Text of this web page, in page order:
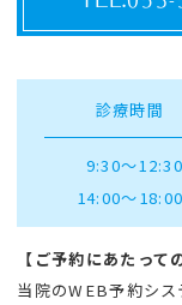
診療時間
9:30～12:30
14:00～18:00
【ご予約にあたって
当院のWEB予約シ